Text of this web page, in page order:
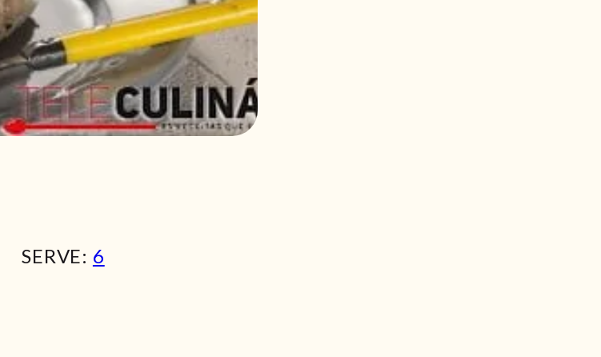
SERVE: 6